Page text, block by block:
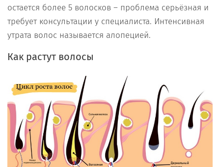
остается более 5 волосков – проблема серьёзная и
требует консультации у специалиста. Интенсивная
утрата волос называется алопецией.
Как растут волосы